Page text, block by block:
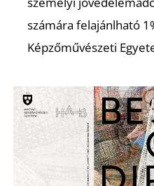
számára felajánlható
Képzőművészeti